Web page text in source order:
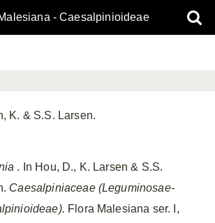
- Caesalpinioideae
K. & S.S. Larsen.
. In Hou, D., K. Larsen & S.S.
Caesalpiniaceae (Leguminosae-
Flora Malesiana ser. I,